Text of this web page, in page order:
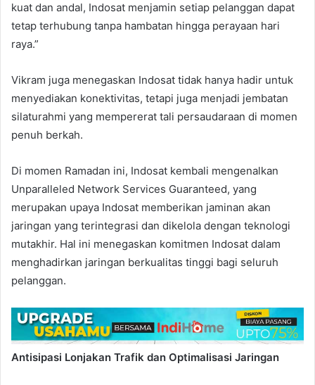
kuat dan andal, Indosat menjamin setiap pelanggan dapat
tetap terhubung tanpa hambatan hingga perayaan hari
raya.”
Vikram juga menegaskan Indosat tidak hanya hadir untuk
menyediakan konektivitas, tetapi juga menjadi jembatan
silaturahmi yang mempererat tali persaudaraan di momen
penuh berkah.
Di momen Ramadan ini, Indosat kembali mengenalkan
Unparalleled Network Services Guaranteed, yang
merupakan upaya Indosat memberikan jaminan akan
jaringan yang terintegrasi dan dikelola dengan teknologi
mutakhir. Hal ini menegaskan komitmen Indosat dalam
menghadirkan jaringan berkualitas tinggi bagi seluruh
pelanggan.
Antisipasi Lonjakan Trafik dan Optimalisasi Jaringan